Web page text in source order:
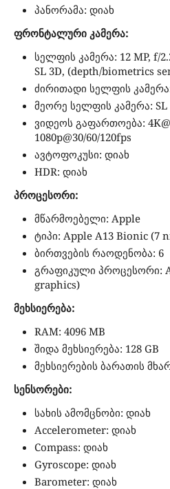
პანორამა: დიახ
ფრონტალური კამერა:
სელფის კამერა: 12 MP, f/
SL 3D, (depth/biometrics
ძირითადი სელფის
მეორე სელფის კამერა: SL
ვიდეოს გაფართოება:
1080p@30/60/120fps
ავტოფოკუსი: დიახ
HDR: დიახ
პროცესორი:
მწარმოებელი: Apple
ტიპი: Apple A13 Bionic (7
ბირთვების რაოდენობა: 6
გრაფიკული პროცესორი:
graphics)
მეხსიერება:
RAM: 4096 MB
შიდა მეხსიერება: 128 GB
მეხსიერების ბარათის
სენსორები:
სახის ამომცნობი: დიახ
Accelerometer: დიახ
Compass: დიახ
Gyroscope: დიახ
Barometer: დიახ